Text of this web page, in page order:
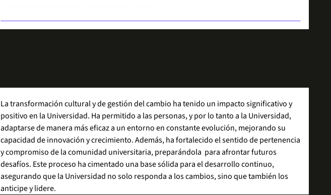
La transformación cultural y de gestión del cambio ha tenido un impacto significativo y
positivo en la Universidad. Ha permitido a las personas, y por lo tanto a la Universidad,
adaptarse de manera más eficaz a un entorno en constante evolución, mejorando su
capacidad de innovación y crecimiento. Además, ha fortalecido el sentido de pertenencia
y compromiso de la comunidad universitaria, preparándola para afrontar futuros
desafíos. Este proceso ha cimentado una base sólida para el desarrollo continuo,
asegurando que la Universidad no solo responda a los cambios, sino que también los
anticipe y lidere.